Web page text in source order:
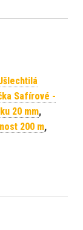
Safírové -
20 mm,
200 m,